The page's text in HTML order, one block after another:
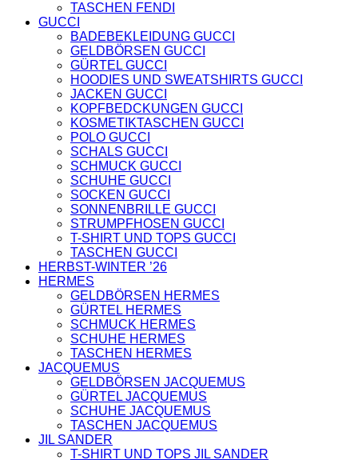
MIU MIU
GELDBÖRSEN
GÜRTEL
HOODIES UND
SWEATSHIRTS
JACKEN
KOPFBEDCKUNGEN
TASCHEN
NIKE
SCHUHE
AMI PARIS
HOODIES UND
SWEATSHIRTS
CHLOE
GELDBÖRSEN
GÜRTEL
HOODIES UND
SWEATSHIRTS
KOPFBEDCKUNGEN
SCHALS
T-SHIRT UND
TOPS
TASCHEN
LOEWE
GELDBÖRSEN
GÜRTEL
KOPFBEDCKUNGEN
SCHAL
SCHULTERGURTE
TASCHEN
TASCHEN FENDI
GUCCI
BADEBEKLEIDUNG GUCCI
GELDBÖRSEN GUCCI
GÜRTEL GUCCI
HOODIES UND SWEATSHIRTS GUCCI
JACKEN GUCCI
KOPFBEDCKUNGEN GUCCI
KOSMETIKTASCHEN GUCCI
POLO GUCCI
SCHALS GUCCI
SCHMUCK GUCCI
SCHUHE GUCCI
SOCKEN GUCCI
SONNENBRILLE GUCCI
STRUMPFHOSEN GUCCI
T-SHIRT UND TOPS GUCCI
TASCHEN GUCCI
HERBST-WINTER ’26
HERMES
GELDBÖRSEN HERMES
GÜRTEL HERMES
SCHMUCK HERMES
SCHUHE HERMES
TASCHEN HERMES
JACQUEMUS
GELDBÖRSEN JACQUEMUS
GÜRTEL JACQUEMUS
SCHUHE JACQUEMUS
TASCHEN JACQUEMUS
JIL SANDER
T-SHIRT UND TOPS JIL SANDER